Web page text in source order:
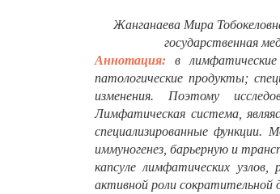
Жанганаева Мира
государственная
Аннотация: в
патологические продукты;
изменения. Поэтому
Лимфатическая система,
специализированные функции.
иммуногенез, барьерную и
капсуле лимфатических
активной роли сократительной